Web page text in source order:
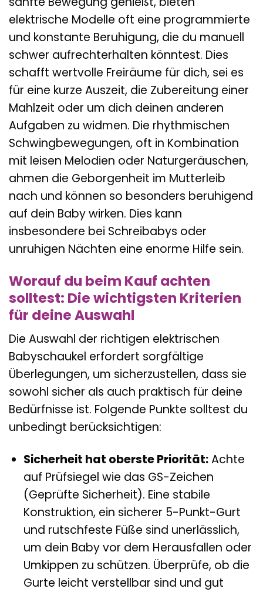
elektrische Modelle oft eine programmierte
und konstante Beruhigung, die du manuell
schwer aufrechterhalten könntest. Dies
schafft wertvolle Freiräume für dich, sei es
für eine kurze Auszeit, die Zubereitung einer
Mahlzeit oder um dich deinen anderen
Aufgaben zu widmen. Die rhythmischen
Schwingbewegungen, oft in Kombination
mit leisen Melodien oder Naturgeräuschen,
ahmen die Geborgenheit im Mutterleib
nach und können so besonders beruhigend
auf dein Baby wirken. Dies kann
insbesondere bei Schreibabys oder
unruhigen Nächten eine enorme Hilfe sein.
Worauf du beim Kauf achten
solltest: Die wichtigsten Kriterien
für deine Auswahl
Die Auswahl der richtigen elektrischen
Babyschaukel erfordert sorgfältige
Überlegungen, um sicherzustellen, dass sie
sowohl sicher als auch praktisch für deine
Bedürfnisse ist. Folgende Punkte solltest du
unbedingt berücksichtigen:
Sicherheit hat oberste Priorität:Achte
auf Prüfsiegel wie das GS-Zeichen
(Geprüfte Sicherheit). Eine stabile
Konstruktion, ein sicherer 5-Punkt-Gurt
und rutschfeste Füße sind unerlässlich,
um dein Baby vor dem Herausfallen oder
Umkippen zu schützen. Überprüfe, ob die
Gurte leicht verstellbar sind und gut